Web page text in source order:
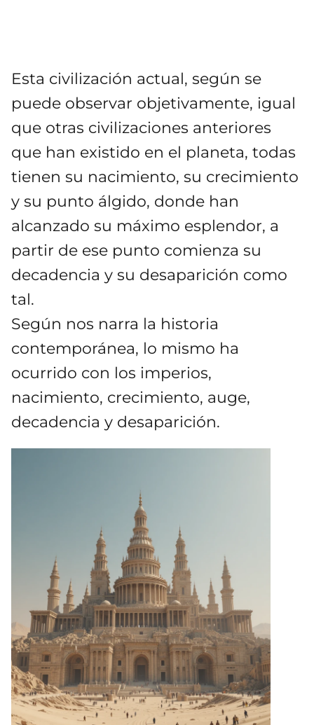
Esta civilización actual, según se
puede observar objetivamente, igual
que otras civilizaciones anteriores
que han existido en el planeta, todas
tienen su nacimiento, su crecimiento
y su punto álgido, donde han
alcanzado su máximo esplendor, a
partir de ese punto comienza su
decadencia y su desaparición como
tal.
Según nos narra la historia
contemporánea, lo mismo ha
ocurrido con los imperios,
nacimiento, crecimiento, auge,
decadencia y desaparición.